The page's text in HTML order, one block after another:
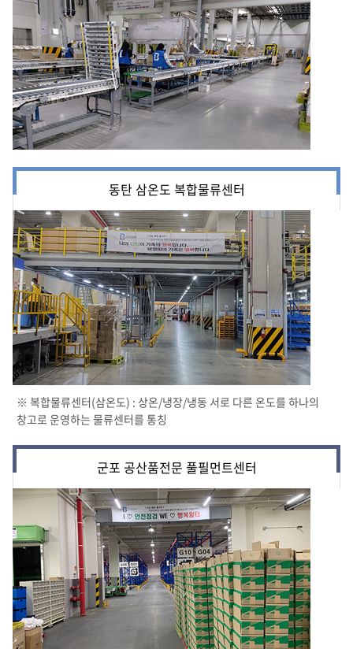
동탄 삼온도 복합물류센터
※ 복합물류센터(삼온도) : 상온/냉장/냉동 서로 다른 온도를 하나의
창고로 운영하는 물류센터를 통칭
군포 공산품전문 풀필먼트센터